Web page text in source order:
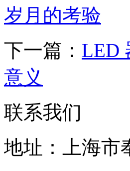
岁月的考验
下一篇： LED
意义
联系我们
地址：上海市